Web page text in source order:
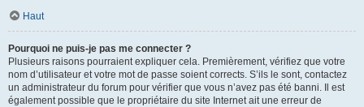
Haut
Pourquoi ne puis-je pas me connecter ?
Plusieurs raisons pourraient expliquer cela. Premièrement, vérifiez que votre
nom d’utilisateur et votre mot de passe soient corrects. S’ils le sont, contactez
un administrateur du forum pour vérifier que vous n’avez pas été banni. Il est
également possible que le propriétaire du site Internet ait une erreur de